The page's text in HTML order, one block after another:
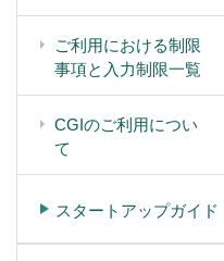
ご利用における制限
事項と入力制限一覧
CGIのご利用につい
て
スタートアップガイド